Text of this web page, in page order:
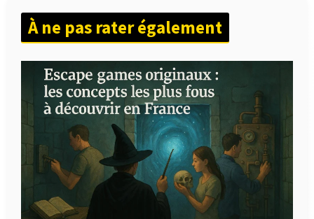
À ne pas rater également